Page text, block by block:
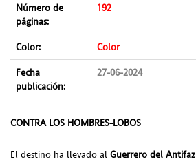
Número de
páginas:
192
Color:
Color
Fecha
publicación:
27-06-2024
CONTRA LOS HOMBRES-LOBOS
El destino ha llevado al Guerrero del Antifaz